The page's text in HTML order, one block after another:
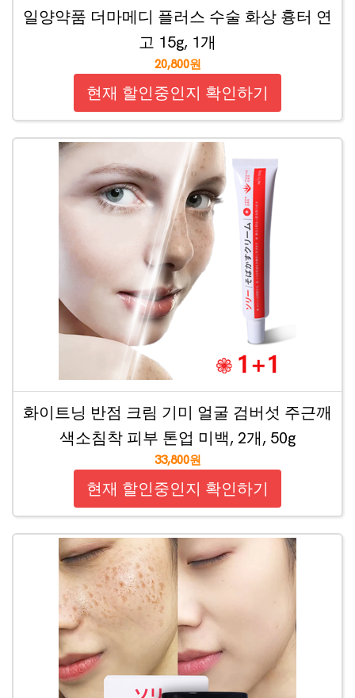
일양약품 더마메디 플러스 수술 화상 흉터 연
고 15g, 1개
20,800원
현재 할인중인지 확인하기
화이트닝 반점 크림 기미 얼굴 검버섯 주근깨
색소침착 피부 톤업 미백, 2개, 50g
33,800원
현재 할인중인지 확인하기